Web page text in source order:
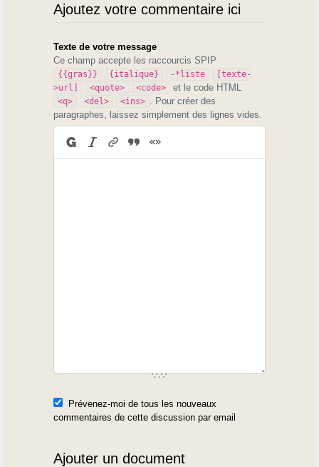
Ajoutez votre commentaire ici
Texte de votre message
Ce champ accepte les raccourcis SPIP
{{gras}} {italique} -*liste
[texte-
>url]
<quote> <code> et le code HTML
<q> <del> <ins>
. Pour créer des
paragraphes, laissez simplement des lignes vides.
Prévenez-moi de tous les nouveaux
commentaires de cette discussion par email
Ajouter un document